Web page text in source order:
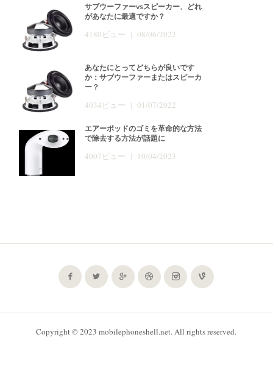
サブウーファーvsスピーカー、どれ
があなたに最適ですか？
4180ビュー | 08/06/2022
あなたにとってどちらが良いです
か：サブウーファーまたはスピーカ
ー？
4034ビュー | 01/07/2022
エアーポッドのゴミを革命的な方法
で除去する方法が話題に
4007ビュー | 10/04/2023
Copyright © 2023 mobilephoneshell.net. All rights reserved.